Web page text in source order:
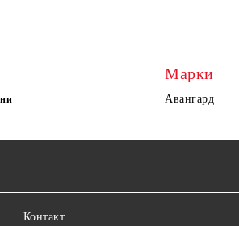
Марки
Авангард
Контакт